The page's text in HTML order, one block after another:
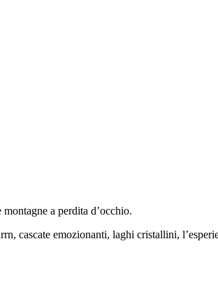
a perdita d’occhio.
cascate emozionanti, laghi cristallini,